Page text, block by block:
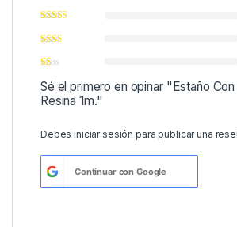
Sé el primero en opinar "Estaño
Resina 1m."
Debesiniciar sesión para publicar una
Continuar conGoogle